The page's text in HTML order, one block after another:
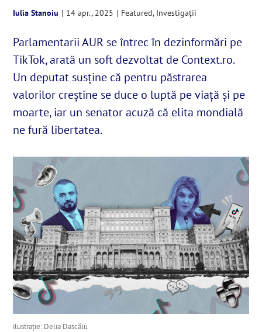
Despre noi
English
Cautare...
Iulia Stanoiu | 14 apr., 2025 | Featured, Investigații
Parlamentarii AUR se întrec în dezinformări pe
TikTok, arată un soft dezvoltat de Context.ro.
Un deputat susține că pentru păstrarea
valorilor creștine se duce o luptă pe viață și pe
moarte, iar un senator acuză că elita mondială
ne fură libertatea.
ilustrație: Delia Dascălu